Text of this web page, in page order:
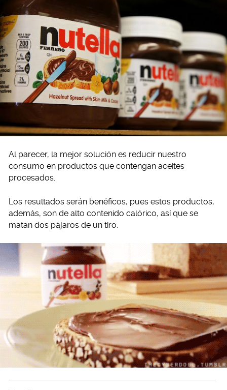
Al parecer, la mejor solución es reducir nuestro
consumo en productos que contengan aceites
procesados.
Los resultados serán benéficos, pues estos productos,
además, son de alto contenido calórico, así que se
matan dos pájaros de un tiro.